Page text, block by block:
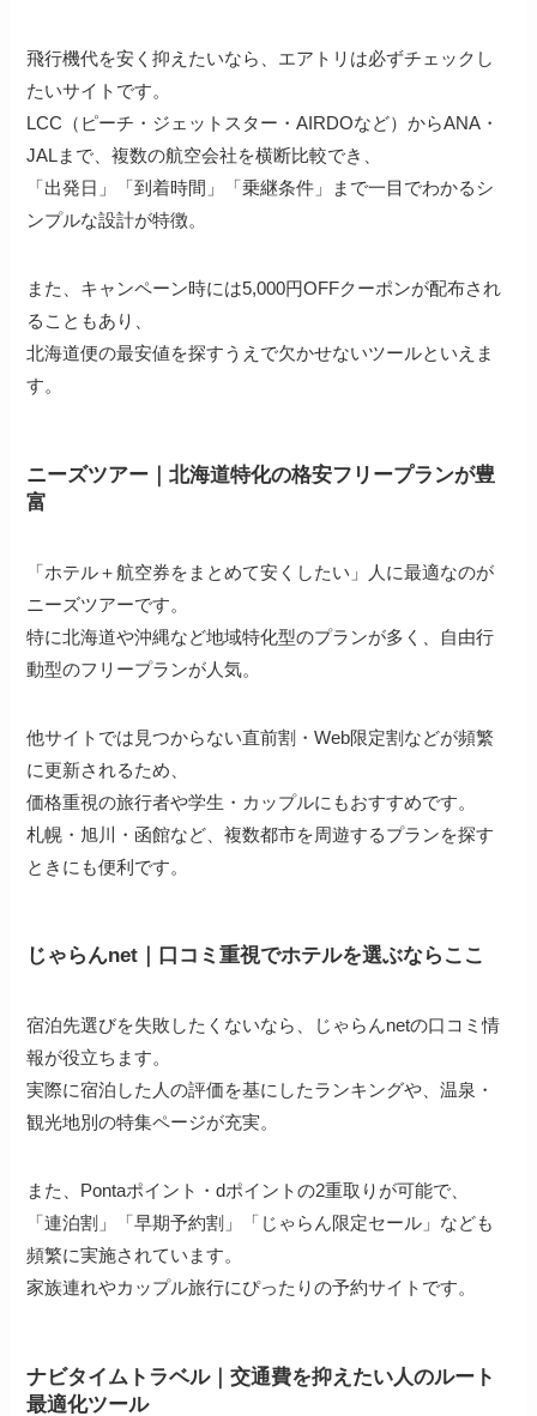
飛行機代を安く抑えたいなら、エアトリは必ずチェックし
たいサイトです。
LCC（ピーチ・ジェットスター・AIRDOなど）からANA・
JALまで、複数の航空会社を横断比較でき、
「出発日」「到着時間」「乗継条件」まで一目でわかるシ
ンプルな設計が特徴。
また、キャンペーン時には5,000円OFFクーポンが配布され
ることもあり、
北海道便の最安値を探すうえで欠かせないツールといえま
す。
ニーズツアー｜北海道特化の格安フリープランが豊
富
「ホテル＋航空券をまとめて安くしたい」人に最適なのが
ニーズツアーです。
特に北海道や沖縄など地域特化型のプランが多く、自由行
動型のフリープランが人気。
他サイトでは見つからない直前割・Web限定割などが頻繁
に更新されるため、
価格重視の旅行者や学生・カップルにもおすすめです。
札幌・旭川・函館など、複数都市を周遊するプランを探す
ときにも便利です。
じゃらんnet｜口コミ重視でホテルを選ぶならここ
宿泊先選びを失敗したくないなら、じゃらんnetの口コミ情
報が役立ちます。
実際に宿泊した人の評価を基にしたランキングや、温泉・
観光地別の特集ページが充実。
また、Pontaポイント・dポイントの2重取りが可能で、
「連泊割」「早期予約割」「じゃらん限定セール」なども
頻繁に実施されています。
家族連れやカップル旅行にぴったりの予約サイトです。
ナビタイムトラベル｜交通費を抑えたい人のルート
最適化ツール